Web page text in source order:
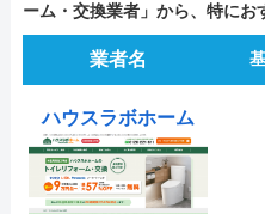
ーム・交換業者」から、特にお
業者名
ハウスラボホーム